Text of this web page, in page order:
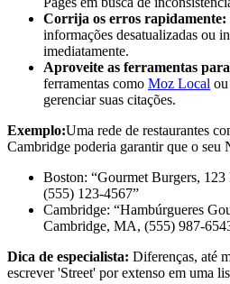
Corrija os erros rapidamente:
informações desatualizadas ou
imediatamente.
Aproveite as ferramentas
ferramentas como Moz Local ou
gerenciar suas citações.
Exemplo:Uma rede de restaurantes
Cambridge poderia garantir que o seu
Boston: “Gourmet Burgers,
(555) 123-4567”
Cambridge: “Hambúrgueres
Cambridge, MA, (555) 987-
Dica de especialista: Diferenças, até
escrever 'Street' por extenso em uma